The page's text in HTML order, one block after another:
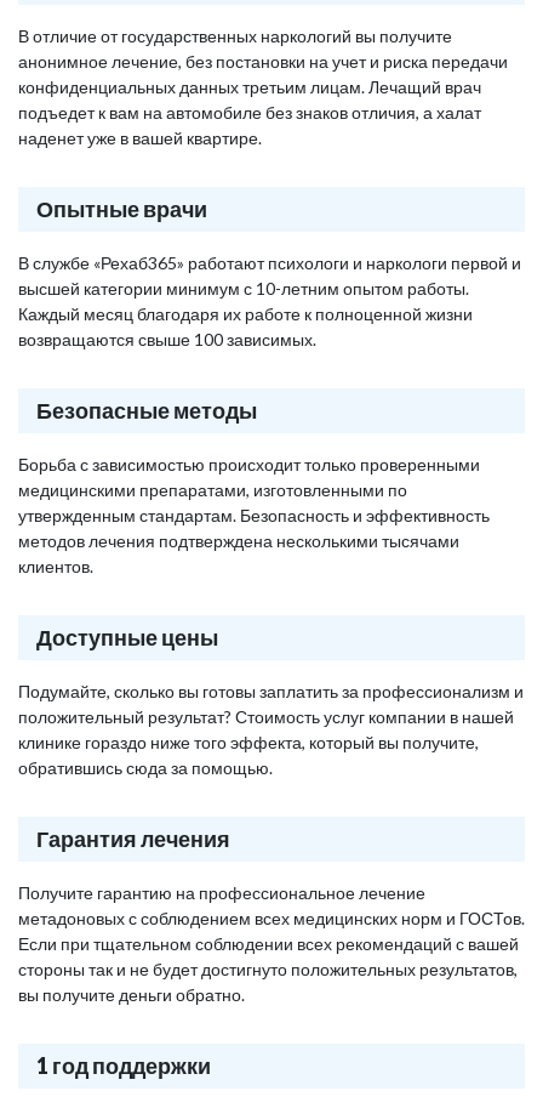
В отличие от государственных наркологий вы получите
анонимное лечение, без постановки на учет и риска передачи
конфиденциальных данных третьим лицам. Лечащий врач
подъедет к вам на автомобиле без знаков отличия, а халат
наденет уже в вашей квартире.
Опытные врачи
В службе «Рехаб365» работают психологи и наркологи первой и
высшей категории минимум с 10-летним опытом работы.
Каждый месяц благодаря их работе к полноценной жизни
возвращаются свыше 100 зависимых.
Безопасные методы
Борьба с зависимостью происходит только проверенными
медицинскими препаратами, изготовленными по
утвержденным стандартам. Безопасность и эффективность
методов лечения подтверждена несколькими тысячами
клиентов.
Доступные цены
Подумайте, сколько вы готовы заплатить за профессионализм и
положительный результат? Стоимость услуг компании в нашей
клинике гораздо ниже того эффекта, который вы получите,
обратившись сюда за помощью.
Гарантия лечения
Получите гарантию на профессиональное лечение
метадоновых с соблюдением всех медицинских норм и ГОСТов.
Если при тщательном соблюдении всех рекомендаций с вашей
стороны так и не будет достигнуто положительных результатов,
вы получите деньги обратно.
1 год поддержки